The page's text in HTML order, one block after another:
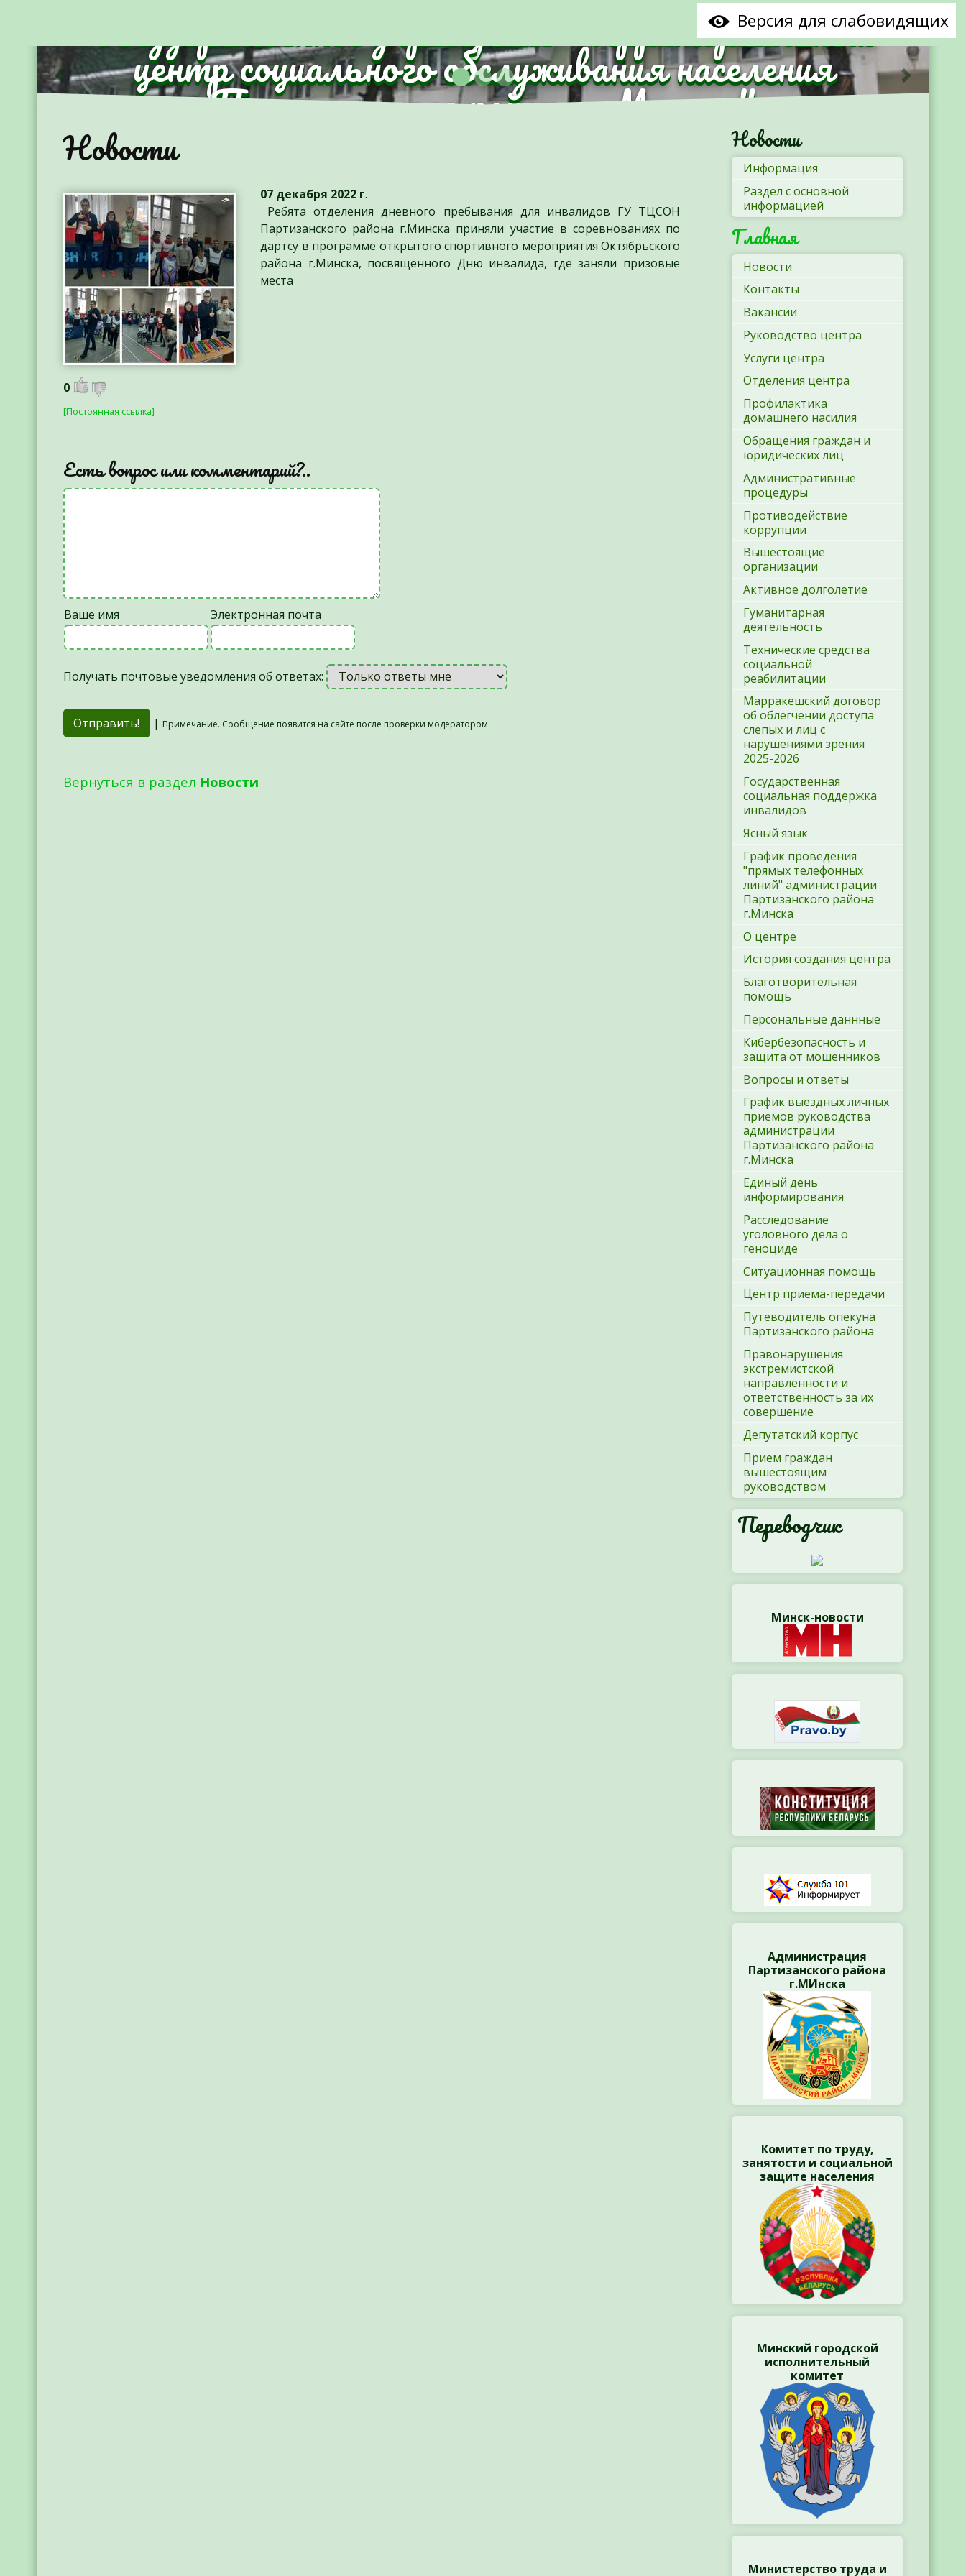
Версия для слабовидящих
Государственное учреждение "Территориальный
центр социального обслуживания населения
Партизанского района г.Минска"
Предыдущий
Новости
07 декабря 2022 г.
Ребята отделения дневного пребывания для инвалидов ГУ ТЦСОН
Партизанского района г.Минска приняли участие в соревнованиях по
дартсу в программе открытого спортивного мероприятия Октябрьского
района г.Минска, посвящённого Дню инвалида, где заняли призовые
места
0
[Постоянная ссылка]
Есть вопрос или комментарий?..
Ваше имя Электронная почта
Получать почтовые уведомления об ответах:
| Примечание. Сообщение появится на сайте после проверки модератором.
Вернуться в раздел Новости
Новости
Информация
Раздел с основной
информацией
Главная
Новости
Контакты
Вакансии
Руководство центра
Услуги центра
Отделения центра
Профилактика
домашнего насилия
Обращения граждан и
юридических лиц
Административные
процедуры
Противодействие
коррупции
Вышестоящие
организации
Активное долголетие
Гуманитарная
деятельность
Технические средства
социальной
реабилитации
Марракешский договор
об облегчении доступа
слепых и лиц с
нарушениями зрения
2025-2026
Государственная
социальная поддержка
инвалидов
Ясный язык
График проведения
"прямых телефонных
линий" администрации
Партизанского района
г.Минска
О центре
История создания центра
Благотворительная
помощь
Персональные даннные
Кибербезопасность и
защита от мошенников
Вопросы и ответы
График выездных личных
приемов руководства
администрации
Партизанского района
г.Минска
Единый день
информирования
Расследование
уголовного дела о
геноциде
Ситуационная помощь
Центр приема-передачи
Путеводитель опекуна
Партизанского района
Правонарушения
экстремистской
направленности и
ответственность за их
совершение
Депутатский корпус
Прием граждан
вышестоящим
руководством
Переводчик
Минск-новости
Администрация
Партизанского района
г.МИнска
Комитет по труду,
занятости и социальной
защите населения
Минский городской
исполнительный
комитет
Министерство труда и